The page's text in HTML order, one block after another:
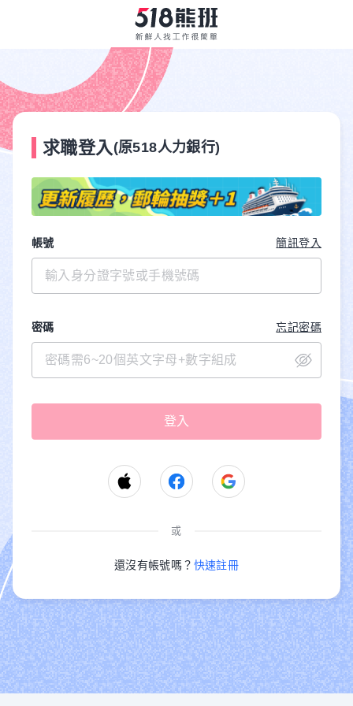
求職登入 (原518人力銀行)
帳號 簡訊登入
密碼 忘記密碼
或
還沒有帳號嗎？ 快速註冊